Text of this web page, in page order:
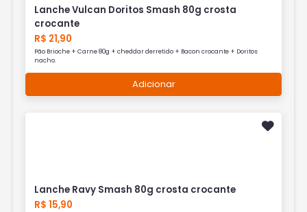
Lanche Vulcan Doritos Smash 80g crosta
crocante
R$ 21,90
Pão Brioche + Carne 80g + cheddar derretido + Bacon crocante + Doritos
nacho.
Adicionar
Lanche Ravy Smash 80g crosta crocante
R$ 15,90